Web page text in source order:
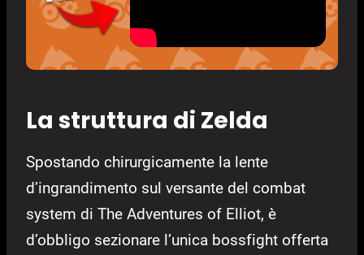
La struttura di Zelda
Spostando chirurgicamente la lente
d’ingrandimento sul versante del combat
system di The Adventures of Elliot, è
d’obbligo sezionare l’unica bossfight offerta